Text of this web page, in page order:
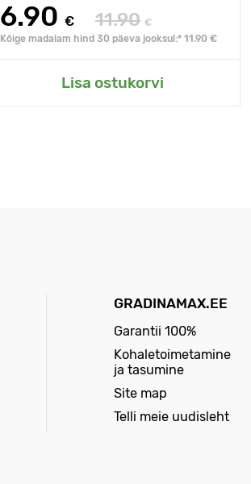
6.90 € 11.90 €
Kõige madalam hind 30 päeva jooksul:* 11.90 €
Lisa ostukorvi
GRADINAMAX.EE
Garantii 100%
Kohaletoimetamine
ja tasumine
Site map
Telli meie uudisleht